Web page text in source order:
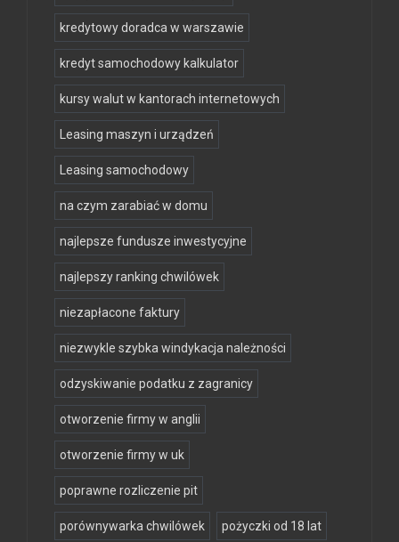
kredytowy doradca w warszawie
kredyt samochodowy kalkulator
kursy walut w kantorach internetowych
Leasing maszyn i urządzeń
Leasing samochodowy
na czym zarabiać w domu
najlepsze fundusze inwestycyjne
najlepszy ranking chwilówek
niezapłacone faktury
niezwykle szybka windykacja należności
odzyskiwanie podatku z zagranicy
otworzenie firmy w anglii
otworzenie firmy w uk
poprawne rozliczenie pit
porównywarka chwilówek pożyczki od 18 lat